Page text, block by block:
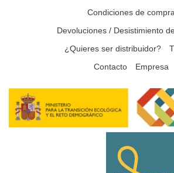
Condiciones de
Devoluciones / Desistimiento
¿Quieres ser distribuidor?
Contacto
Empresa